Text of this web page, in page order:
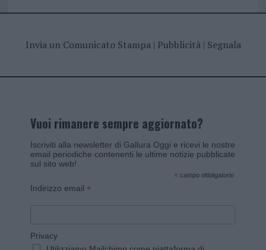
Invia un Comunicato Stampa| Pubblicità| Segnala
Vuoi rimanere sempre aggiornato?
Iscriviti alla newsletter di Gallura Oggi e ricevi le nostre
email periodiche contenenti le ultime notizie pubblicate
sul sito web!
* campo obbligatorio
Indirizzo email *
Privacy